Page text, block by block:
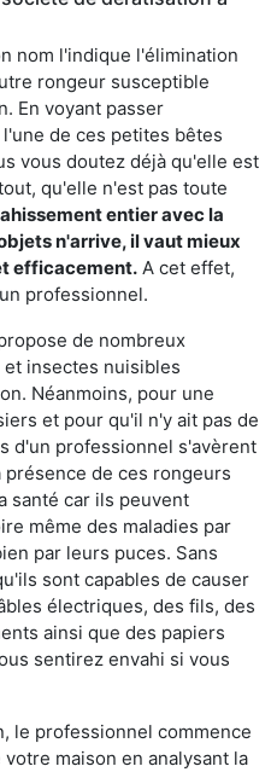
nom l'indique l'élimination
rongeur susceptible
En voyant passer
de ces petites bêtes
vous doutez déjà qu'elle est
qu'elle n'est pas toute
entier avec la
n'arrive, il vaut mieux
efficacement. A cet effet,
professionnel.
de nombreux
insectes nuisibles
Néanmoins, pour une
et pour qu'il n'y ait pas de
d'un professionnel s'avèrent
de ces rongeurs
santé car ils peuvent
même des maladies par
par leurs puces. Sans
sont capables de causer
électriques, des fils, des
ainsi que des papiers
sentirez envahi si vous
le professionnel commence
maison en analysant la